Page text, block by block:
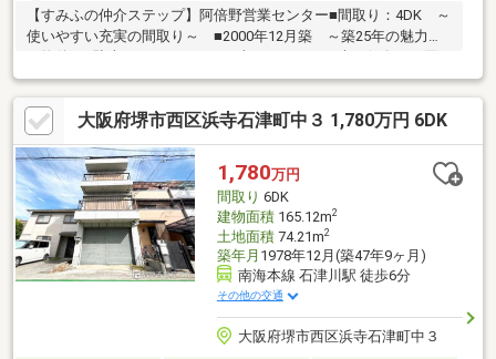
【すみふの仲介ステップ】阿倍野営業センター■間取り：4DK ～
使いやすい充実の間取り～ ■2000年12月築 ～築25年の魅力的
らない～【ライフインフォメーション】〈スーパー・コンビ
ニ〉・コノミヤ浜寺石津店 徒歩１２分（約９６０ｍ）・ローソ
ン浜寺石津西四丁店 徒歩４分（約２９０ｍ）〈保育園・学
校〉・浜寺石津こども園 徒歩１１分（約８１０ｍ）・浜寺石津
小学校 徒歩１１分（約８２０ｍ）
大阪府堺市西区浜寺石津町中３ 1,780万円 6DK
1,780万円
間取り 6DK
建物面積165.12m2
土地面積74.21m2
築年月 1978年12月(築47年9ヶ月)
南海本線 石津川駅 徒歩6分
その他の交通
大阪府堺市西区浜寺石津町中３